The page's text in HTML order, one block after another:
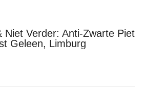
Niet Verder: Anti-Zwarte Piet
Geleen, Limburg